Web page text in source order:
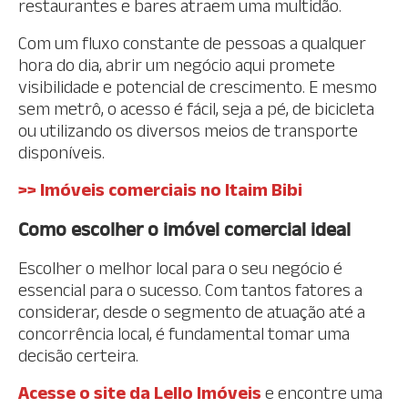
restaurantes e bares atraem uma multidão.
Com um fluxo constante de pessoas a qualquer
hora do dia, abrir um negócio aqui promete
visibilidade e potencial de crescimento. E mesmo
sem metrô, o acesso é fácil, seja a pé, de bicicleta
ou utilizando os diversos meios de transporte
disponíveis.
>> Imóveis comerciais no Itaim Bibi
Como escolher o imóvel comercial ideal
Escolher o melhor local para o seu negócio é
essencial para o sucesso. Com tantos fatores a
considerar, desde o segmento de atuação até a
concorrência local, é fundamental tomar uma
decisão certeira.
Acesse o site da Lello Imóveis e encontre uma